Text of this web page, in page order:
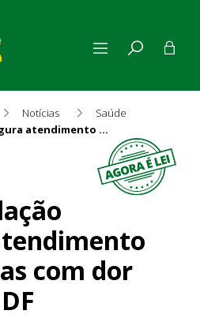
Notícias
Saúde
Nova legislação assegura atendimento para pessoas com dor crônica do DF
assegura
com dor